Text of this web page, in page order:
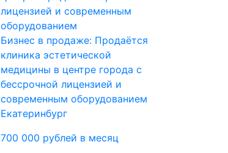
Бизнес в продаже: Продаётся
клиника эстетической
медицины в центре города с
бессрочной лицензией и
современным оборудованием
Екатеринбург
700 000 рублей в месяц